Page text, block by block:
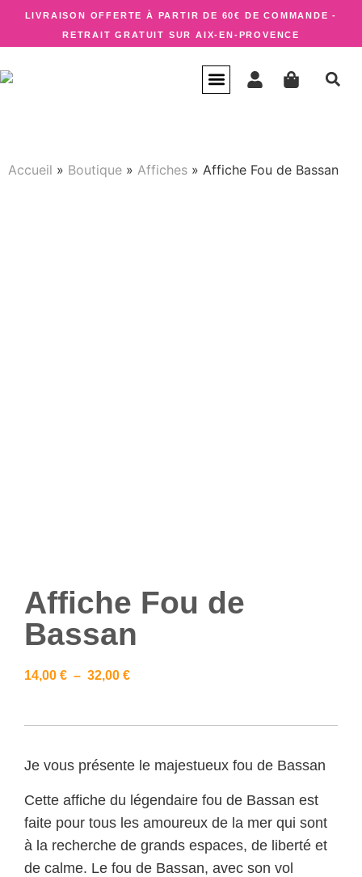
LIVRAISON OFFERTE À PARTIR DE 60€ DE COMMANDE -
RETRAIT GRATUIT SUR AIX-EN-PROVENCE
Accueil » Boutique » Affiches » Affiche Fou de Bassan
Affiche Fou de
Bassan
14,00 € – 32,00 €
Je vous présente le majestueux fou de Bassan
Cette affiche du légendaire fou de Bassan est
faite pour tous les amoureux de la mer qui sont
à la recherche de grands espaces, de liberté et
de calme. Le fou de Bassan, avec son vol